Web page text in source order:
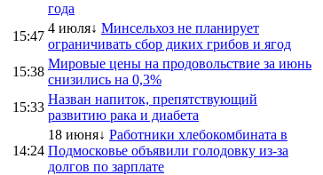
года
15:47
4 июля↓ Минсельхоз не планирует
ограничивать сбор диких грибов и ягод
15:38
Мировые цены на продовольствие за июнь
снизились на 0,3%
15:33
Назван напиток, препятствующий
развитию рака и диабета
14:24
18 июня↓ Работники хлебокомбината в
Подмосковье объявили голодовку из-за
долгов по зарплате